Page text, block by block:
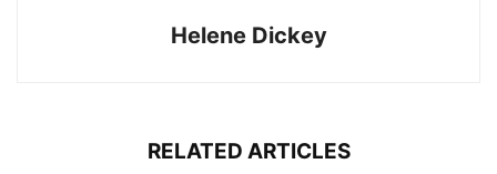
Helene Dickey
RELATED ARTICLES